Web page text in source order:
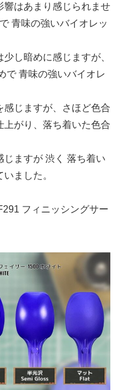
響はあまり感じられませ
青味の強いバイオレッ
し暗めに感じますが、
で 青味の強いバイオレ
じますが、さほど色合
上がり、落ち着いた色合
ますが 渋く 落ち着い
ました。
フィニッシングサー